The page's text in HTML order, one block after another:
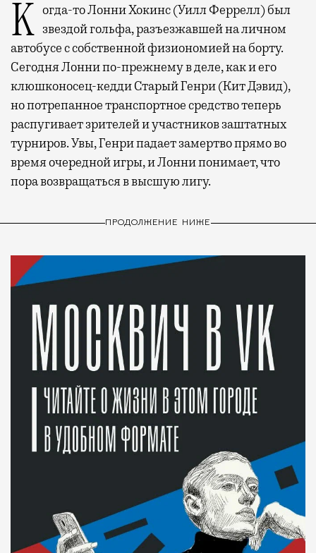
Когда-то Лонни Хокинс (Уилл Феррелл) был звездой гольфа, разъезжавшей на личном
автобусе с собственной физиономией на борту.
Сегодня Лонни по-прежнему в деле, как и его
клюшконосец-кедди Старый Генри (Кит Дэвид),
но потрепанное транспортное средство теперь
распугивает зрителей и участников заштатных
турниров. Увы, Генри падает замертво прямо во
время очередной игры, и Лонни понимает, что
пора возвращаться в высшую лигу.
ПРОДОЛЖЕНИЕ НИЖЕ